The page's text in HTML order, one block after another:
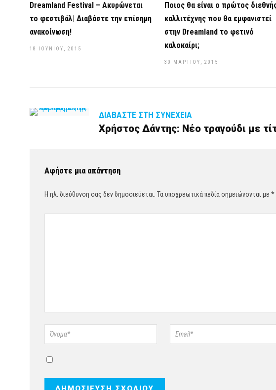
Dreamland Festival – Ακυρώνεται
το φεστιβάλ| Διαβάστε την επίσημη
ανακοίνωση!
18 ΙΟΥΝΊΟΥ, 2015
Ποιος θα είναι ο πρώτος
καλλιτέχνης που θα εμφανιστεί
στην Dreamland το φετινό
καλοκαίρι;
30 ΜΑΡΤΊΟΥ, 2015
ΔΙΑΒΆΣΤΕ ΣΤΗ ΣΥΝΈΧΕΙΑ
Χρήστος Δάντης: Νέο τραγούδι με
Αφήστε μια απάντηση
Η ηλ. διεύθυνση σας δεν δημοσιεύεται. Τα υποχρεωτικά πεδία σημειώνονται με *